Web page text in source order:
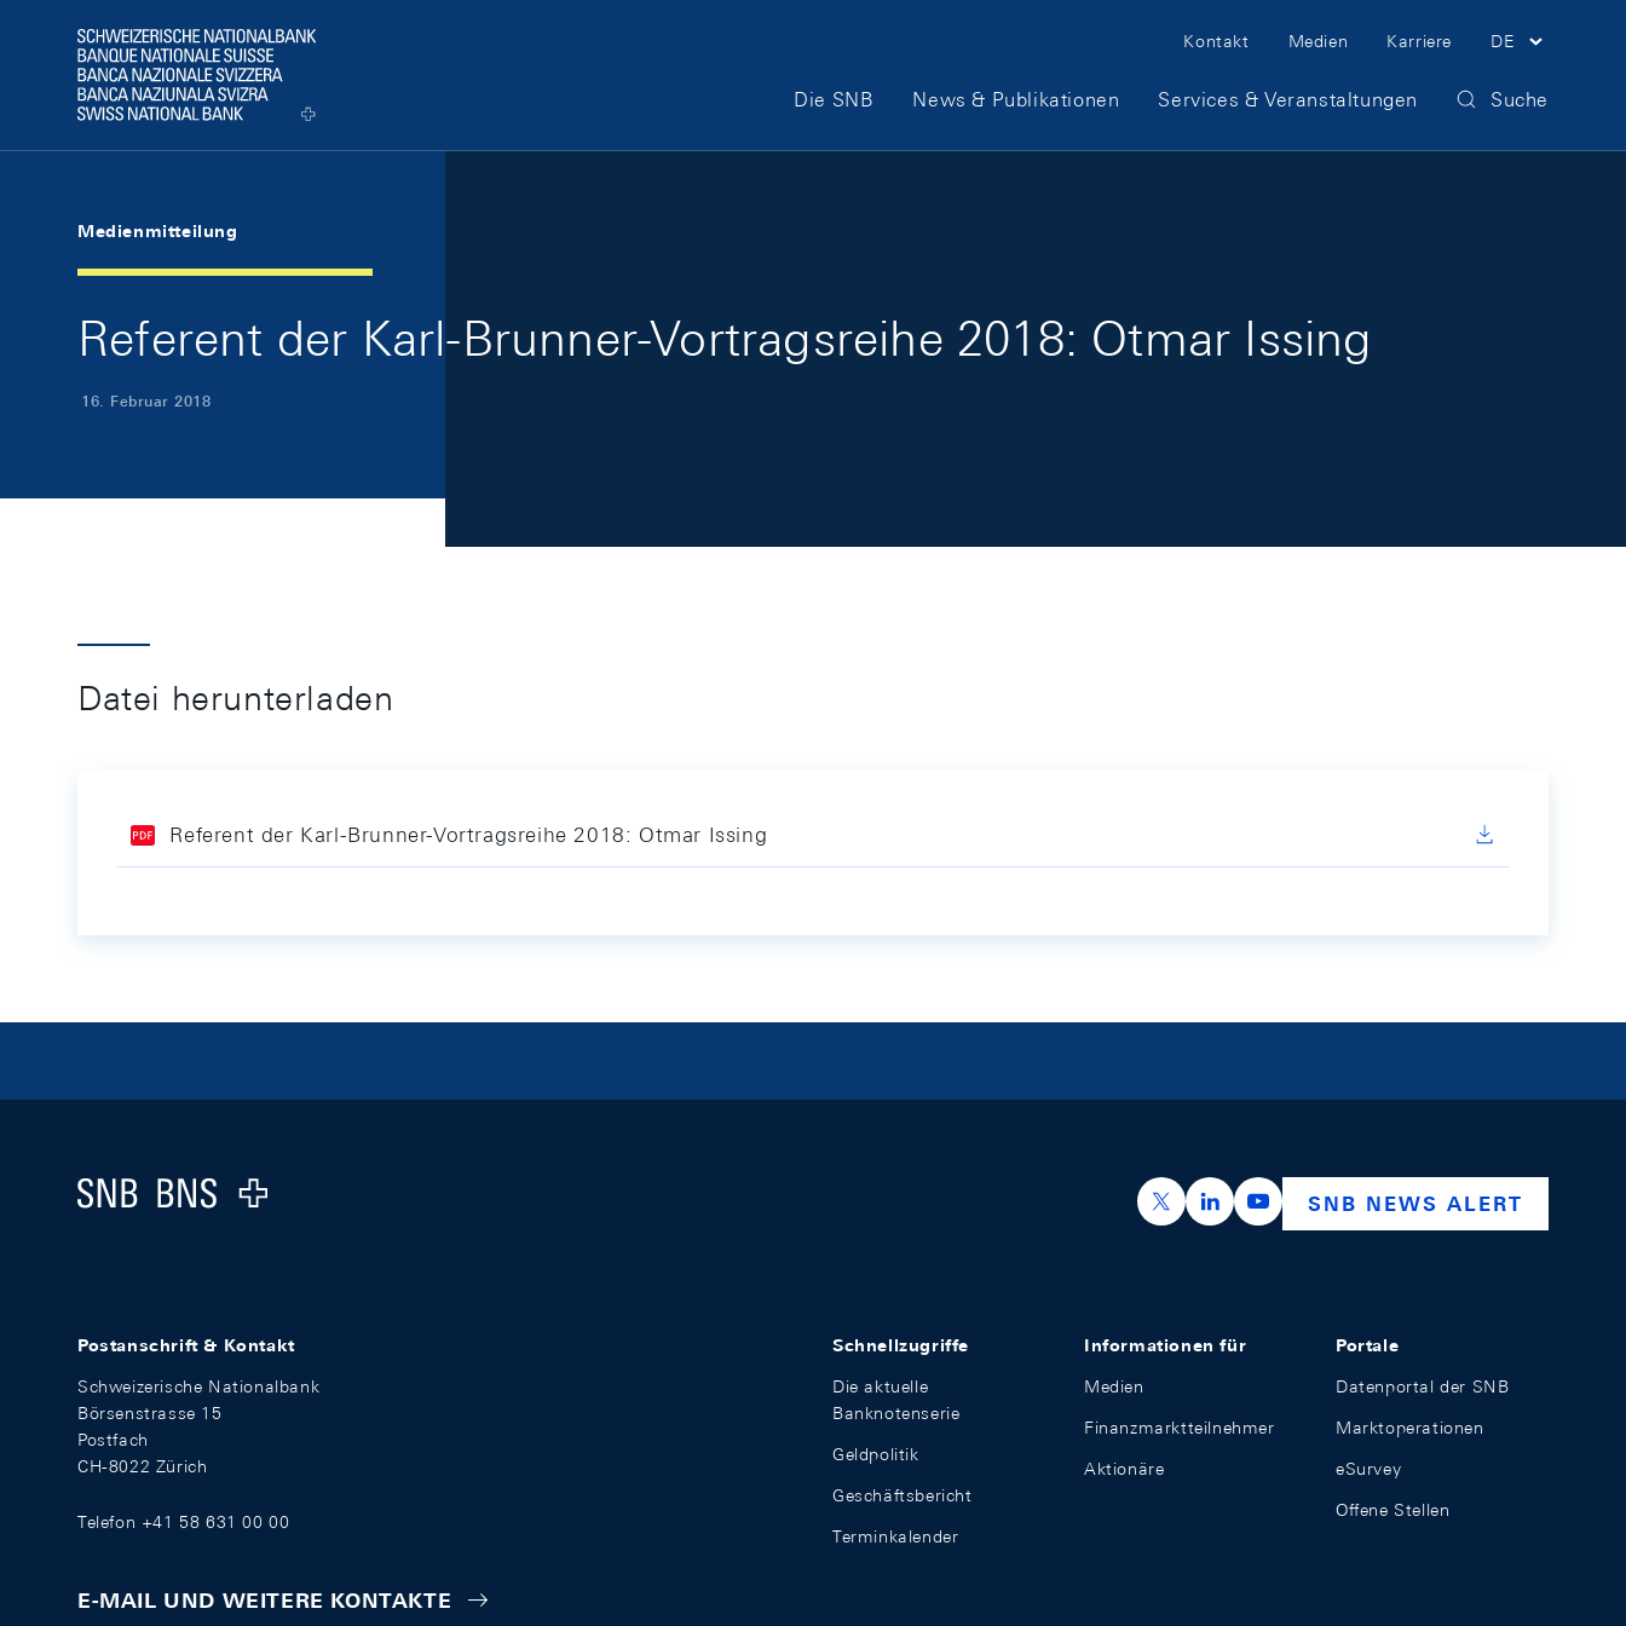
Logo
Meta Navigation
Kontakt Medien Karriere DE
Hauptnavigation
Die SNB News & Publikationen Services & Veranstaltungen Suche
Medienmitteilung
Referent der Karl-Brunner-Vortragsreihe 2018: Otmar Issing
16. Februar 2018
Datei herunterladen
Referent der Karl-Brunner-Vortragsreihe 2018: Otmar Issing
Logo
https://x.com/snb_bns
https://ch.linkedin.com/company/swiss-
https://www.youtube.com/
SNB NEWS ALERT
Postanschrift & Kontakt
Schweizerische Nationalbank
Börsenstrasse 15
Postfach
CH-8022 Zürich
Telefon +41 58 631 00 00
E-MAIL UND WEITERE KONTAKTE
Schnellzugriffe
Die aktuelle
Banknotenserie
Geldpolitik
Geschäftsbericht
Terminkalender
Informationen für
Medien
Finanzmarktteilnehmer
Aktionäre
Portale
Datenportal der SNB
Marktoperationen
eSurvey
Offene Stellen